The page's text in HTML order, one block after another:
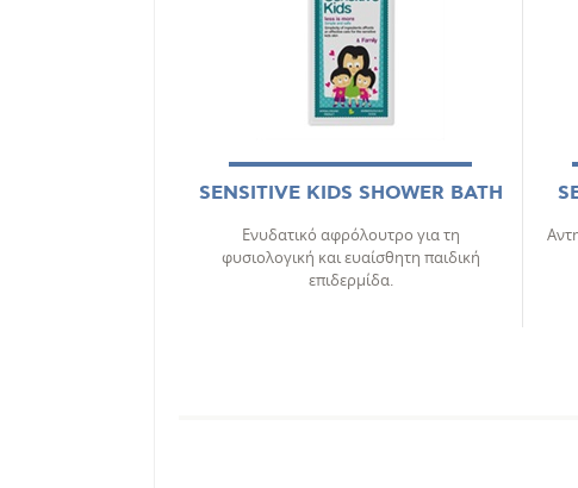
SENSITIVE KIDS SHOWER BATH
Ενυδατικό αφρόλουτρο για τη
φυσιολογική και ευαίσθητη παιδική
επιδερμίδα.